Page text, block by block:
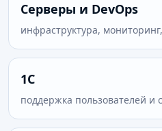
Серверы и DevOps
инфраструктура,
1С
поддержка пользователей и